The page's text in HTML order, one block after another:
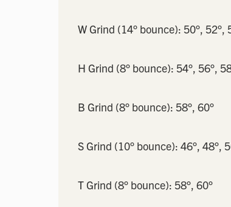
W Grind (14° bounce): 50°, 52°,
H Grind (8° bounce): 54°, 56°,
B Grind (8° bounce): 58°, 60°
S Grind (10° bounce): 46°, 48°,
T Grind (8° bounce): 58°, 60°